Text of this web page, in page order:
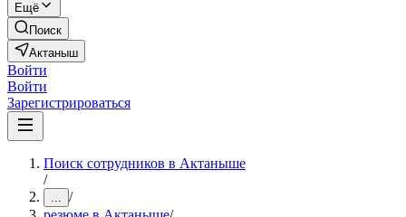
Ещё
Поиск
Актаныш
Войти
Войти
Зарегистрироваться
Поиск сотрудников в Актаныше
/
... /